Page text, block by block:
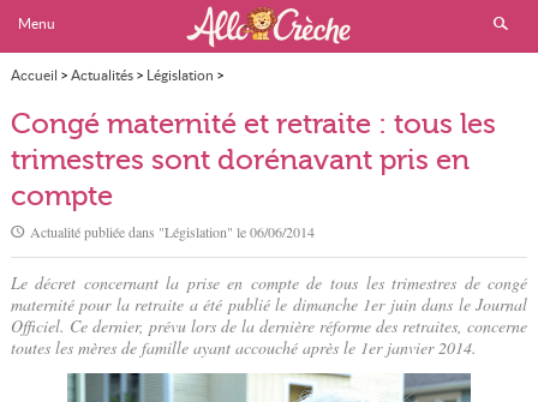
Menu
Accueil > Actualités> Législation >
Congé maternité et retraite : tous les trimestres sont dorénavant pris en compte
Congé maternité et retraite : tous les
trimestres sont dorénavant pris en
compte
Actualité publiée dans "Législation" le06/06/2014
Le décret concernant la prise en compte de tous les trimestres de congé
maternité pour la retraite a été publié le dimanche 1er juin dans le Journal
Officiel. Ce dernier, prévu lors de la dernière réforme des retraites, concerne
toutes les mères de famille ayant accouché après le 1er janvier 2014.